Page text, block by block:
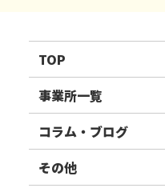
TOP
リハスワーク
リハスファーム
事業所一覧
関東エリア
東北エリア
コラム・ブログ
事業所ブログ
その他